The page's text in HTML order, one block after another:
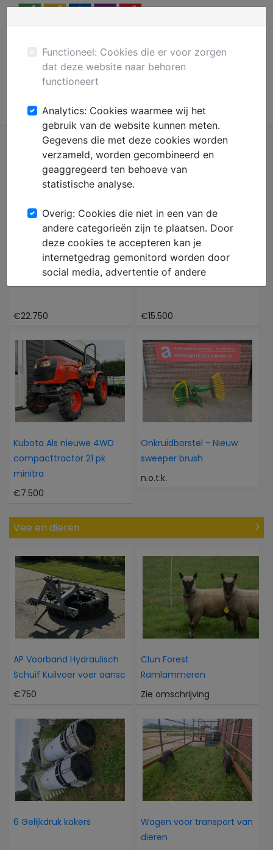
Plaats gratis advertentie
Mechanisatie
€22.750 €15.500
Kubota Als nieuwe 4WD
compacttractor 21 pk
minitra
€7.500
Onkruidborstel - Nieuw
sweeper brush
n.o.t.k.
Vee en dieren
AP Voorband Hydraulisch
Schuif Kuilvoer voer aansc
€750
Clun Forest
Ramlammeren
Zie omschrijving
6 Gelijkdruk kokers
Wagen voor transport van
dieren